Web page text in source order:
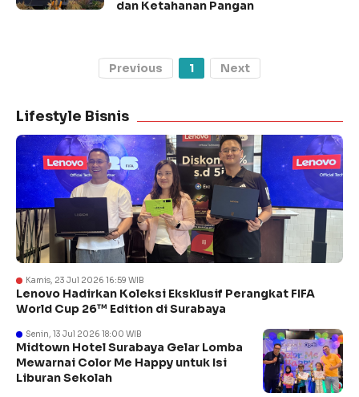
dan Ketahanan Pangan
Previous 1 Next
Lifestyle Bisnis
Kamis, 23 Jul 2026 16:59 WIB
Lenovo Hadirkan Koleksi Eksklusif Perangkat FIFA
World Cup 26™ Edition di Surabaya
Senin, 13 Jul 2026 18:00 WIB
Midtown Hotel Surabaya Gelar Lomba
Mewarnai Color Me Happy untuk Isi
Liburan Sekolah